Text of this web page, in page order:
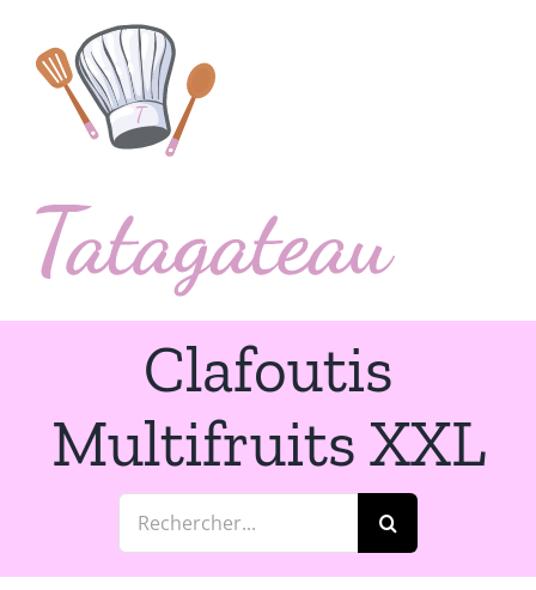
contenu
Clafoutis
Multifruits XXL
Rechercher: